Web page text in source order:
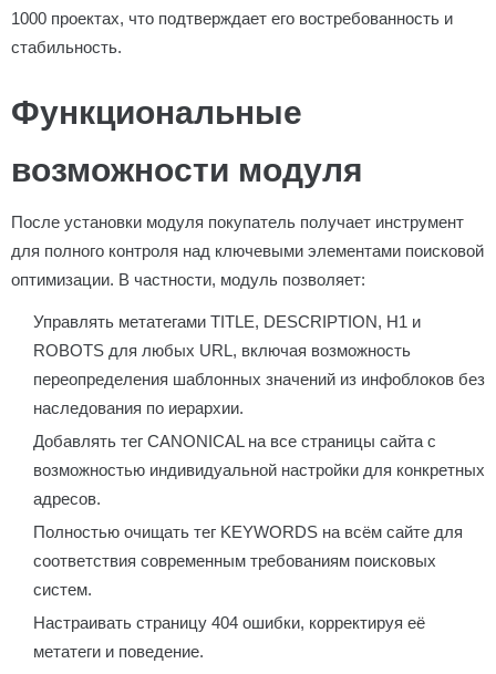
1000 проектах, что подтверждает его востребованность и
стабильность.
Функциональные
возможности модуля
После установки модуля покупатель получает инструмент
для полного контроля над ключевыми элементами поисковой
оптимизации. В частности, модуль позволяет:
Управлять метатегами TITLE, DESCRIPTION, H1 и
ROBOTS для любых URL, включая возможность
переопределения шаблонных значений из инфоблоков без
наследования по иерархии.
Добавлять тег CANONICAL на все страницы сайта с
возможностью индивидуальной настройки для конкретных
адресов.
Полностью очищать тег KEYWORDS на всём сайте для
соответствия современным требованиям поисковых
систем.
Настраивать страницу 404 ошибки, корректируя её
метатеги и поведение.